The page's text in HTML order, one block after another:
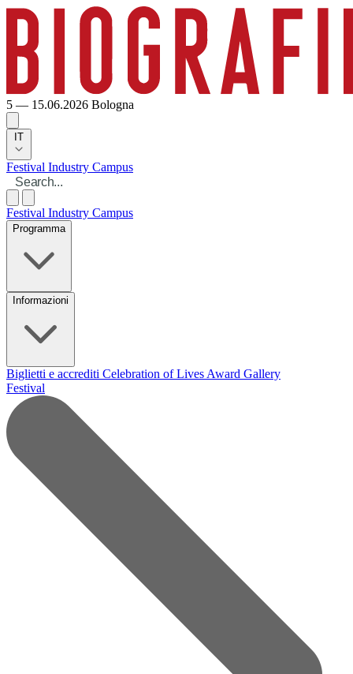
5 — 15.06.2026 Bologna
IT
Festival Industry Campus
Festival Industry Campus
Programma
Informazioni
Biglietti e accrediti Celebration of Lives Award Gallery
Festival